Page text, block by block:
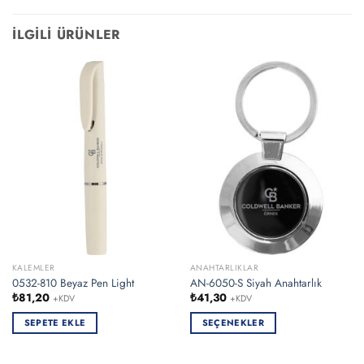
İLGILI ÜRÜNLER
KALEMLER
0532-810 Beyaz Pen Light
₺81,20 +KDV
SEPETE EKLE
ANAHTARLIKLAR
AN-6050-S Siyah Anahtarlık
₺41,30 +KDV
SEÇENEKLER